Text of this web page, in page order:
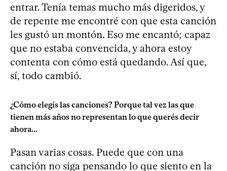
entrar. Tenía temas mucho más digeridos, y
de repente me encontré con que esta canción
les gustó un montón. Eso me encantó; capaz
que no estaba convencida, y ahora estoy
contenta con cómo está quedando. Así que,
sí, todo cambió.
¿Cómo elegís las canciones? Porque tal vez las que
tienen más años no representan lo que querés decir
ahora...
Pasan varias cosas. Puede que con una
canción no siga pensando lo que siento en la